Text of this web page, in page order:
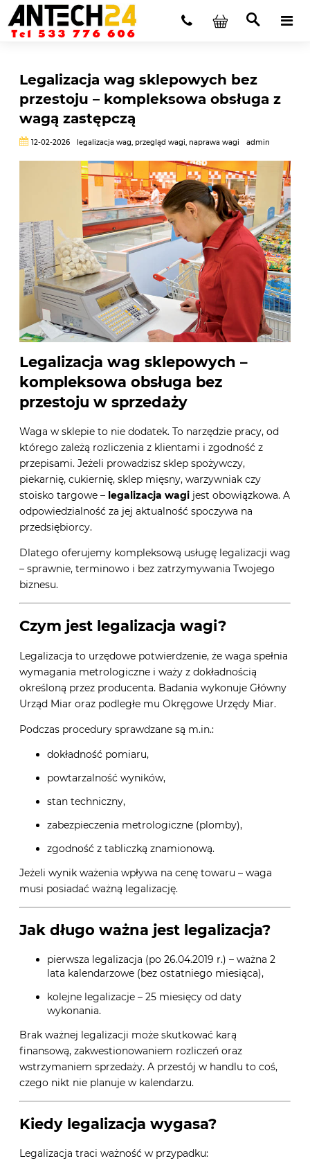
Legalizacja wag sklepowych bez
przestoju – kompleksowa obsługa z
wagą zastępczą
12-02-2026 legalizacja wag,przegląd wagi,naprawa wagi admin
Legalizacja wag sklepowych –
kompleksowa obsługa bez
przestoju w sprzedaży
Waga w sklepie to nie dodatek. To narzędzie pracy, od
którego zależą rozliczenia z klientami i zgodność z
przepisami. Jeżeli prowadzisz sklep spożywczy,
piekarnię, cukiernię, sklep mięsny, warzywniak czy
stoisko targowe – legalizacja wagi jest obowiązkowa. A
odpowiedzialność za jej aktualność spoczywa na
przedsiębiorcy.
Dlatego oferujemy kompleksową usługę legalizacji wag
– sprawnie, terminowo i bez zatrzymywania Twojego
biznesu.
Czym jest legalizacja wagi?
Legalizacja to urzędowe potwierdzenie, że waga spełnia
wymagania metrologiczne i waży z dokładnością
określoną przez producenta. Badania wykonuje Główny
Urząd Miar oraz podległe mu Okręgowe Urzędy Miar.
Podczas procedury sprawdzane są m.in.:
dokładność pomiaru,
powtarzalność wyników,
stan techniczny,
zabezpieczenia metrologiczne (plomby),
zgodność z tabliczką znamionową.
Jeżeli wynik ważenia wpływa na cenę towaru – waga
musi posiadać ważną legalizację.
Jak długo ważna jest legalizacja?
pierwsza legalizacja (po 26.04.2019 r.) – ważna 2
lata kalendarzowe (bez ostatniego miesiąca),
kolejne legalizacje – 25 miesięcy od daty
wykonania.
Brak ważnej legalizacji może skutkować karą
finansową, zakwestionowaniem rozliczeń oraz
wstrzymaniem sprzedaży. A przestój w handlu to coś,
czego nikt nie planuje w kalendarzu.
Kiedy legalizacja wygasa?
Legalizacja traci ważność w przypadku: